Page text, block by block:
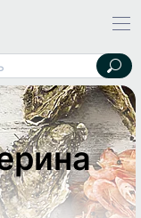
Чересова Екатерина Олеговна, ИП